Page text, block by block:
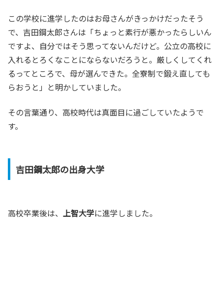
この学校に進学したのはお母さんがきっかけだったそう
で、吉田鋼太郎さんは「ちょっと素行が悪かったらしいん
ですよ、自分ではそう思ってないんだけど。公立の高校に
入れるとろくなことにならないだろうと。厳しくしてくれ
るってところで、母が選んできた。全寮制で鍛え直しても
らおうと」と明かしていました。
その言葉通り、高校時代は真面目に過ごしていたようで
す。
吉田鋼太郎の出身大学
高校卒業後は、 上智大学に進学しました。